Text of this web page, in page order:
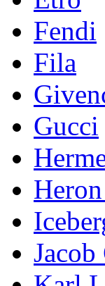
Fendi
Fila
Gucci
Jacob